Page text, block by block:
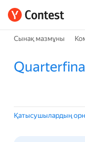
Сынақ мазмұны
Қатысушылардың